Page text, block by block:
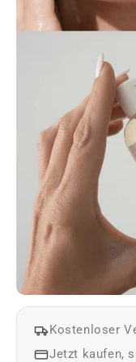
Kostenloser
Jetzt kaufen,